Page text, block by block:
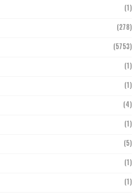
(1)
(278)
(5753)
(1)
(1)
(4)
(1)
(5)
(1)
(1)